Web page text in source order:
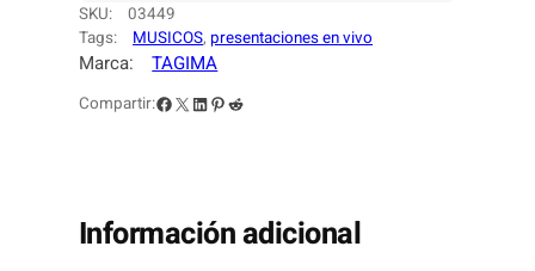
G
I
M
A
SKU:
03449
Tags:
MUSICOS, presentaciones en vivo
Marca: TAGIMA
Compartir:Facebook X LinkedIn Pinterest Reddit
Información adicional